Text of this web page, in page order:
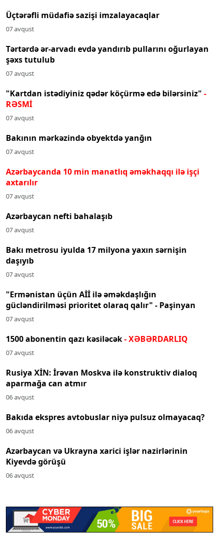
Üçtərəfli müdafiə sazişi imzalayacaqlar
07 avqust
Tərtərdə ər-arvadı evdə yandırıb pullarını oğurlayan
şəxs tutulub
07 avqust
"Kartdan istədiyiniz qədər köçürmə edə bilərsiniz" -
RƏSMİ
07 avqust
Bakının mərkəzində obyektdə yanğın
07 avqust
Azərbaycanda 10 min manatlıq əməkhaqqı ilə işçi
axtarılır
07 avqust
Azərbaycan nefti bahalaşıb
07 avqust
Bakı metrosu iyulda 17 milyona yaxın sərnişin
daşıyıb
07 avqust
"Ermənistan üçün Aİİ ilə əməkdaşlığın
gücləndirilməsi prioritet olaraq qalır" - Paşinyan
07 avqust
1500 abonentin qazı kəsiləcək- XƏBƏRDARLIQ
07 avqust
Rusiya XİN: İrəvan Moskva ilə konstruktiv dialoq
aparmağa can atmır
06 avqust
Bakıda ekspres avtobuslar niyə pulsuz olmayacaq?
06 avqust
Azərbaycan və Ukrayna xarici işlər nazirlərinin
Kiyevdə görüşü
06 avqust